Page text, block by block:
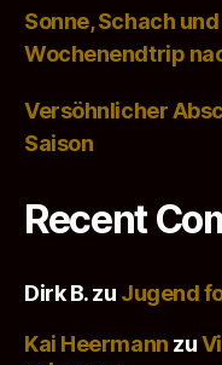
Sonne, Schach
Wochenendtrip
Versöhnlicher
Saison
Recent
Dirk B.zu Jugend
Kai Heermann zu